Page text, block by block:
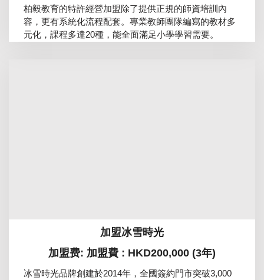
柏毅教育的特許經營加盟除了提供正規的師資培訓內
容，更有系統化流程配套。專業教師團隊編寫的教材多
元化，課程多達20種，能全面滿足小學學習需要。
加盟冰雪時光
加盟费: 加盟費 : HKD200,000 (3年)
冰雪時光品牌創建於2014年，全國簽約門市突破3,000